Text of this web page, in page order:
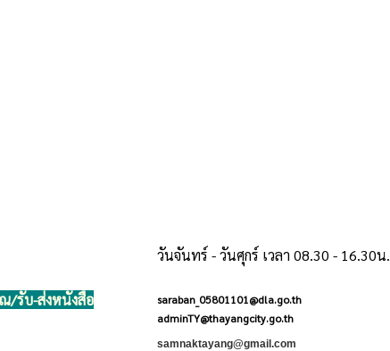
วันจันทร์ - วันศุกร์ เวลา 08.30 - 16.30น.
ณ/รับ-ส่งหนังสือ
saraban_05801101@dla.go.th
adminTY@thayangcity.go.th
samnaktayang@gmail.com